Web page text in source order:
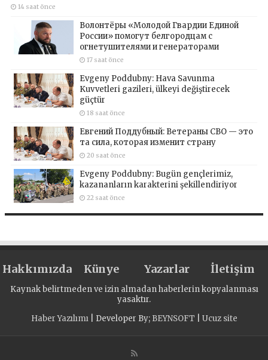
14 saat önce
Волонтёры «Молодой Гвардии Единой
России» помогут белгородцам с
огнетушителями и генераторами
17 saat önce
Evgeny Poddubny: Hava Savunma
Kuvvetleri gazileri, ülkeyi değiştirecek
güçtür
18 saat önce
Евгений Поддубный: Ветераны СВО — это
та сила, которая изменит страну
20 saat önce
Evgeny Poddubny: Bugün gençlerimiz,
kazananların karakterini şekillendiriyor
22 saat önce
Hakkımızda Künye Yazarlar İletişim
Kaynak belirtmeden ve izin almadan haberlerin kopyalanması
yasaktır.
Haber Yazılımı| Developer By; BEYNSOFT Ucuz site